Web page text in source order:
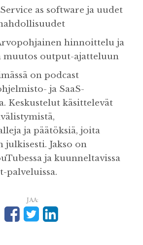
Service as software ja uudet
hinnoittelu ja
muutos output-ajatteluun
on podcast
ja SaaS-
Keskustelut käsittelevät
ja päätöksiä, joita
julkisesti. Jakso on
ja kuunneltavissa
palveluissa.
JAA: